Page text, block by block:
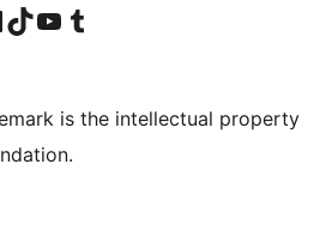
na Facebooku
účet Instagram
náš účet LinkedIn
Navštívte náš účet na platforme TikTok
Navštívte náš kanál YouTube
Navštívte náš účet na platforme Tumblr
is the intellectual property